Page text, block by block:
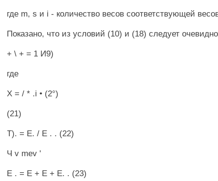
где m, s и i - количество весов соответствующей
Показано, что из условий (10) и (18) следует
+ \ + = 1 И9)
где
X = / * .i • (2°)
(21)
Т). = Е. / Е . . (22)
Ч v mev '
Е . = Е + Е + Е. . (23)